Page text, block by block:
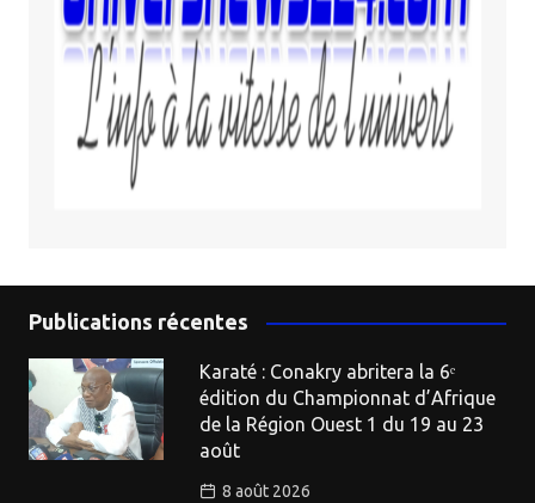
Publications récentes
Karaté : Conakry abritera la 6ᵉ
édition du Championnat d’Afrique
de la Région Ouest 1 du 19 au 23
août
8 août 2026